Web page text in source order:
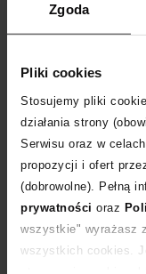
Zgoda
Pliki cookies
Stosujemy pliki
działania strony
Serwisu oraz w
propozycji i ofert
(dobrowolne). Pełną
prywatności oraz
wszystkie" wyrażasz
wszystkich cookies.
Wielkanoc to moment,
wiosny. To czas
i świeżości, którą
Jak się ubrać na
przesadnej